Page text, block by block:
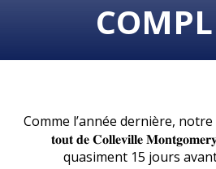
Comme l’année dernière,
𝐭𝐨𝐮𝐭 𝐝𝐞 𝐂𝐨𝐥𝐥𝐞𝐯𝐢𝐥𝐥𝐞
quasiment 15 jours